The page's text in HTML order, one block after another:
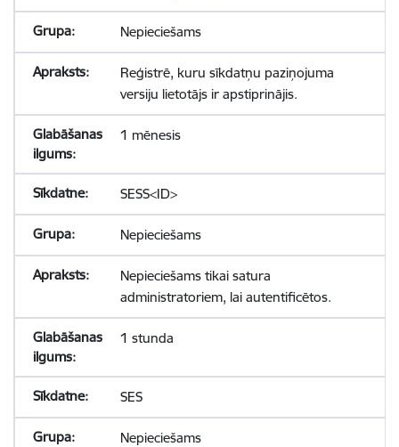
Nepieciešams
Reģistrē, kuru sīkdatņu paziņojuma
versiju lietotājs ir apstiprinājis.
1 mēnesis
SESS<ID>
Nepieciešams
Nepieciešams tikai satura
administratoriem, lai autentificētos.
1 stunda
SES
Nepieciešams